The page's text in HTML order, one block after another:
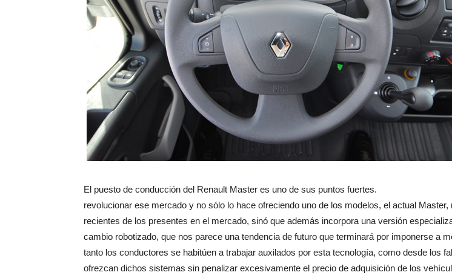
El puesto de conducción del Renault Master es uno de sus puntos fuertes.
revolucionar ese mercado y no sólo lo hace ofreciendo uno de los modelos, el actual Master,
recientes de los presentes en el mercado, sinó que además incorpora una versión
cambio robotizado, que nos parece una tendencia de futuro que terminará por imponerse a
tanto los conductores se habitúen a trabajar auxilados por esta tecnología, como desde los
ofrezcan dichos sistemas sin penalizar excesivamente el precio de adquisición de los